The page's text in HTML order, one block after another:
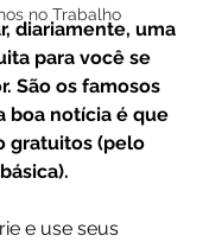
no Trabalho
diariamente, uma
para você se
São os famosos
boa notícia é que
gratuitos (pelo
e use seus